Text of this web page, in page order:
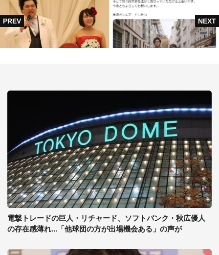
電撃トレードの巨人・リチャード、ソフトバンク・秋広優人
の存在感薄れ...「他球団の方が出場機会ある」の声が